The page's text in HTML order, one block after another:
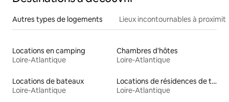
Autres types de logements Lieux incontournables à
Locations en camping
Loire-Atlantique
Chambres d'hôtes
Loire-Atlantique
Locations de bateaux
Loire-Atlantique
Locations de résidences de tourisme
Loire-Atlantique